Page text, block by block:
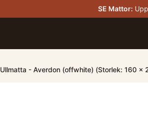
SE Mattor:
Ullmatta - Averdon (offwhite) (Storlek: 160 x